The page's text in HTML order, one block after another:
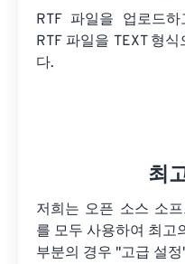
RTF 파일을 업로드
RTF 파일을 TEXT 형
다.
최
저희는 오픈 소스 소
를 모두 사용하여 최고
부분의 경우 "고급 설